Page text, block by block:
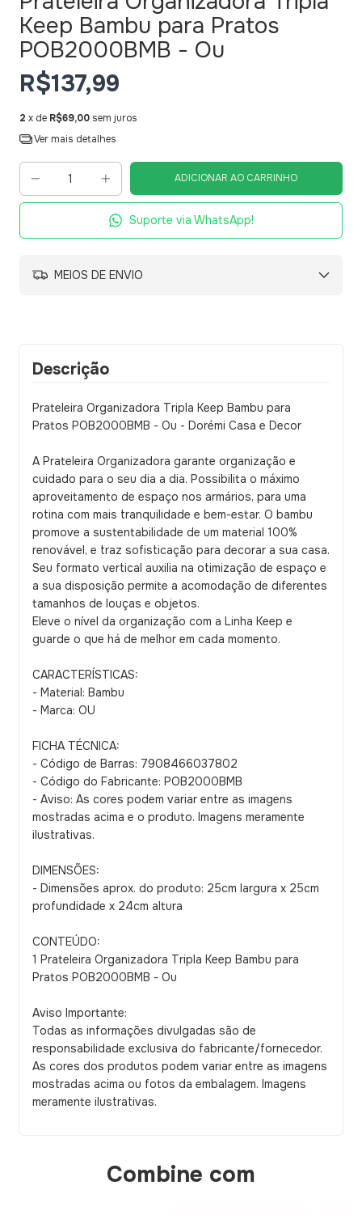
Keep Bambu para Pratos
POB2000BMB - Ou
R$137,99
2 x de R$69,00 sem juros
Ver mais detalhes
Suporte via WhatsApp!
MEIOS DE ENVIO
Descrição
Prateleira Organizadora Tripla Keep Bambu para
Pratos POB2000BMB - Ou - Dorémi Casa e Decor
A Prateleira Organizadora garante organização e
cuidado para o seu dia a dia. Possibilita o máximo
aproveitamento de espaço nos armários, para uma
rotina com mais tranquilidade e bem-estar. O bambu
promove a sustentabilidade de um material 100%
renovável, e traz sofisticação para decorar a sua casa.
Seu formato vertical auxilia na otimização de espaço e
a sua disposição permite a acomodação de diferentes
tamanhos de louças e objetos.
Eleve o nível da organização com a Linha Keep e
guarde o que há de melhor em cada momento.
CARACTERÍSTICAS:
- Material: Bambu
- Marca: OU
FICHA TÉCNICA:
- Código de Barras: 7908466037802
- Código do Fabricante: POB2000BMB
- Aviso: As cores podem variar entre as imagens
mostradas acima e o produto. Imagens meramente
ilustrativas.
DIMENSÕES:
- Dimensões aprox. do produto: 25cm largura x 25cm
profundidade x 24cm altura
CONTEÚDO:
1 Prateleira Organizadora Tripla Keep Bambu para
Pratos POB2000BMB - Ou
Aviso Importante:
Todas as informações divulgadas são de
responsabilidade exclusiva do fabricante/fornecedor.
As cores dos produtos podem variar entre as imagens
mostradas acima ou fotos da embalagem. Imagens
meramente ilustrativas.
Combine com